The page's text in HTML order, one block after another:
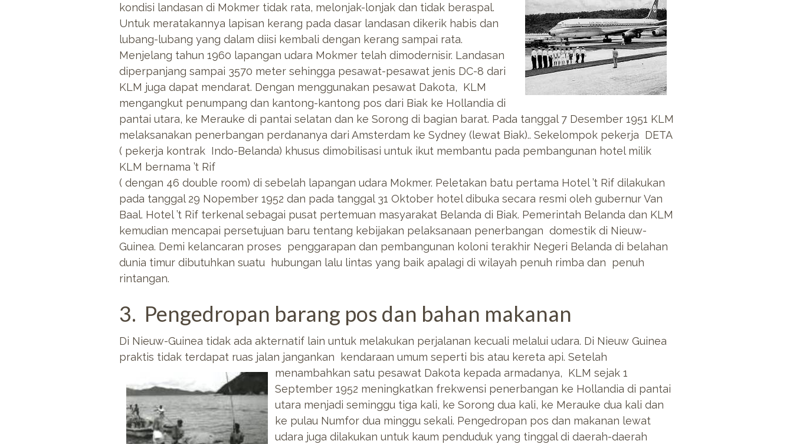
kondisi landasan di Mokmer tidak rata, melonjak-lonjak dan tidak beraspal.
Untuk meratakannya lapisan kerang pada dasar landasan dikerik habis dan
lubang-lubang yang dalam diisi kembali dengan kerang sampai rata.
Menjelang tahun 1960 lapangan udara Mokmer telah dimodernisir. Landasan
diperpanjang sampai 3570 meter sehingga pesawat-pesawat jenis DC-8 dari
KLM juga dapat mendarat. Dengan menggunakan pesawat Dakota, KLM
mengangkut penumpang dan kantong-kantong pos dari Biak ke Hollandia di
pantai utara, ke Merauke di pantai selatan dan ke Sorong di bagian barat. Pada tanggal 7 Desember 1951 KLM
melaksanakan penerbangan perdananya dari Amsterdam ke Sydney (lewat Biak).. Sekelompok pekerja DETA
( pekerja kontrak Indo-Belanda) khusus dimobilisasi untuk ikut membantu pada pembangunan hotel milik
KLM bernama ’t Rif
( dengan 46 double room) di sebelah lapangan udara Mokmer. Peletakan batu pertama Hotel ’t Rif dilakukan
pada tanggal 29 Nopember 1952 dan pada tanggal 31 Oktober hotel dibuka secara resmi oleh gubernur Van
Baal. Hotel ’t Rif terkenal sebagai pusat pertemuan masyarakat Belanda di Biak. Pemerintah Belanda dan KLM
kemudian mencapai persetujuan baru tentang kebijakan pelaksanaan penerbangan domestik di Nieuw-
Guinea. Demi kelancaran proses penggarapan dan pembangunan koloni terakhir Negeri Belanda di belahan
dunia timur dibutuhkan suatu hubungan lalu lintas yang baik apalagi di wilayah penuh rimba dan penuh
rintangan.
3. Pengedropan barang pos dan bahan makanan
Di Nieuw-Guinea tidak ada akternatif lain untuk melakukan perjalanan kecuali melalui udara. Di Nieuw Guinea
praktis tidak terdapat ruas jalan jangankan kendaraan umum seperti bis atau kereta api. Setelah
menambahkan satu pesawat Dakota kepada armadanya, KLM sejak 1
September 1952 meningkatkan frekwensi penerbangan ke Hollandia di pantai
utara menjadi seminggu tiga kali, ke Sorong dua kali, ke Merauke dua kali dan
ke pulau Numfor dua minggu sekali. Pengedropan pos dan makanan lewat
udara juga dilakukan untuk kaum penduduk yang tinggal di daerah-daerah